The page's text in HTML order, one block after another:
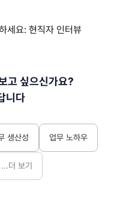
' 그럼 이것만 하세요: 현직자 인터뷰
고 싶으신가요?
니다
생산성 업무 노하우
...더 보기